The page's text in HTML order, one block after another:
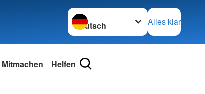
Sprache wechseln zu
Alles klar
Mitmachen Helfen